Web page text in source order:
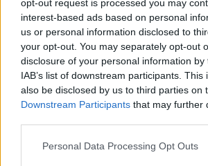
opt-out request is processed you may
interest-based ads based on personal
us or personal information disclosed to
your opt-out. You may separately opt-out
disclosure of your personal information
IAB’s list of downstream participants.
also be disclosed by us to third parties on
Downstream Participants that may further
Personal Data Processing Opt Outs
aprile e mi dura circa un mese hai primi
una compressa di reactime ma dopo
e'venuta una forte infiammazione con
pene e non e' la prima volta che mi
perché mi faceva stare bene
dai opinione